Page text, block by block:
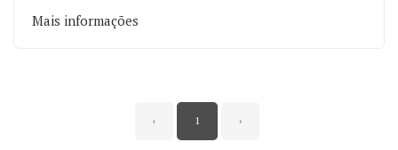
Mais informações
‹ 1 ›